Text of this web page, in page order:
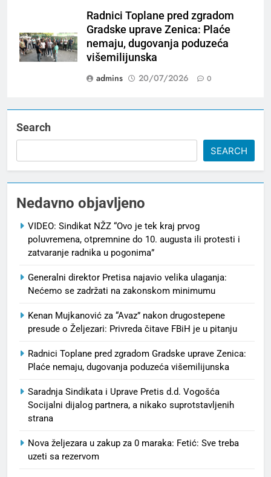
Radnici Toplane pred zgradom
Gradske uprave Zenica: Plaće
nemaju, dugovanja poduzeća
višemilijunska
admins
20/07/2026 0
Search
SEARCH
Nedavno objavljeno
VIDEO: Sindikat NŽZ “Ovo je tek kraj prvog
poluvremena, otpremnine do 10. augusta ili protesti i
zatvaranje radnika u pogonima”
Generalni direktor Pretisa najavio velika ulaganja:
Nećemo se zadržati na zakonskom minimumu
Kenan Mujkanović za “Avaz” nakon drugostepene
presude o Željezari: Privreda čitave FBiH je u pitanju
Radnici Toplane pred zgradom Gradske uprave Zenica:
Plaće nemaju, dugovanja poduzeća višemilijunska
Saradnja Sindikata i Uprave Pretis d.d. Vogošća
Socijalni dijalog partnera, a nikako suprotstavljenih
strana
Nova željezara u zakup za 0 maraka: Fetić: Sve treba
uzeti sa rezervom